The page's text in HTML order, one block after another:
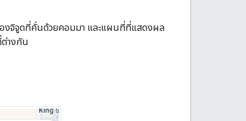
องจิจูดที่คั่นด้วยคอมมา และแผนที่ที่แสดงผล
ต่างกัน